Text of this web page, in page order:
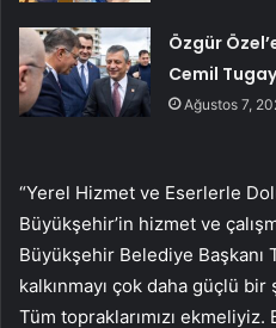
Özgür
Cemil
Ağustos 7,
“Yerel Hizmet ve Eserlerle
Büyükşehir’in hizmet ve
Büyükşehir Belediye Başkanı
kalkınmayı çok daha güçlü
Tüm topraklarımızı